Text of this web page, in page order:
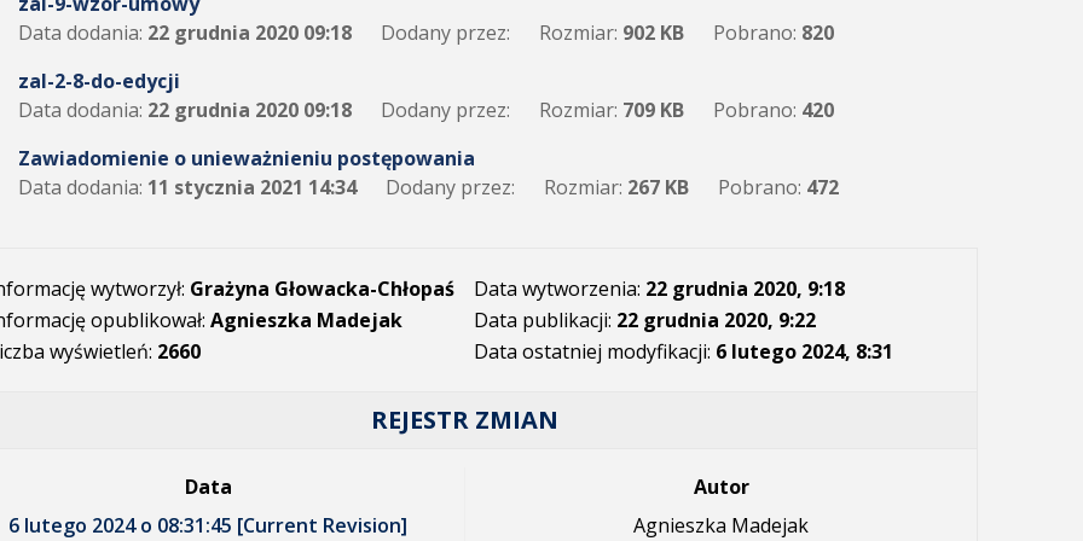
Data dodania: 22 grudnia 2020 09:18 Dodany przez: Rozmiar: 902 KB Pobrano: 820
zal-2-8-do-edycji
Data dodania: 22 grudnia 2020 09:18 Dodany przez: Rozmiar: 709 KB Pobrano: 420
Zawiadomienie o unieważnieniu postępowania
Data dodania: 11 stycznia 2021 14:34 Dodany przez: Rozmiar: 267 KB Pobrano: 472
wytworzył: Grażyna Głowacka-Chłopaś
opublikował: Agnieszka Madejak
wyświetleń: 2660
Data wytworzenia: 22 grudnia 2020, 9:18
Data publikacji: 22 grudnia 2020, 9:22
Data ostatniej modyfikacji: 6 lutego 2024, 8:31
REJESTR ZMIAN
Data
Autor
6 lutego 2024 o 08:31:45 [Current Revision]
Agnieszka Madejak